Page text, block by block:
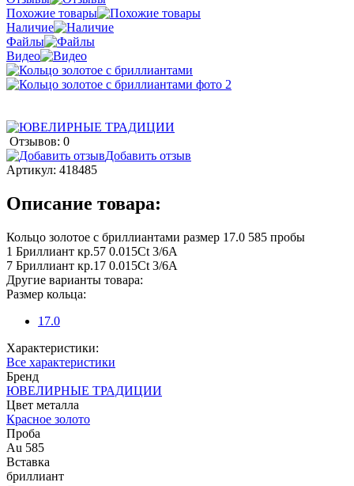
Похожие товары
Наличие
Файлы
Видео
Отзывов: 0
Добавить отзыв
Артикул: 418485
Описание товара:
Кольцо золотое с бриллиантами размер 17.0 585 пробы
1 Бриллиант кр.57 0.015Ct 3/6А
7 Бриллиант кр.17 0.015Ct 3/6А
Другие варианты товара:
Размер кольца:
17.0
Характеристики:
Все характеристики
Бренд
ЮВЕЛИРНЫЕ ТРАДИЦИИ
Цвет металла
Красное золото
Проба
Au 585
Вставка
бриллиант